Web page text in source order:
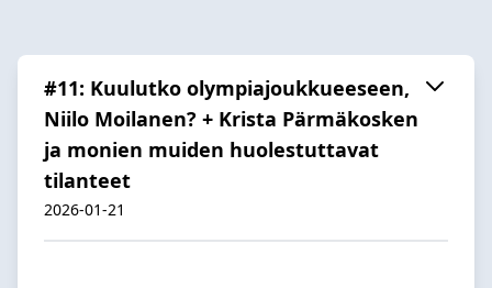
#11: Kuulutko olympiajoukkueeseen,
Niilo Moilanen? + Krista Pärmäkosken
ja monien muiden huolestuttavat
tilanteet
2026-01-21